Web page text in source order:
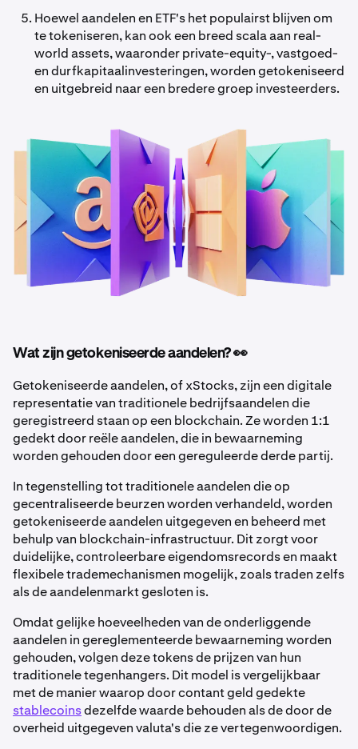
Hoewel aandelen en ETF's het populairst blijven om
te tokeniseren, kan ook een breed scala aan real-
world assets, waaronder private-equity-, vastgoed-
en durfkapitaalinvesteringen, worden getokeniseerd
en uitgebreid naar een bredere groep investeerders.
Wat zijn getokeniseerde aandelen? 👀
Getokeniseerde aandelen, of xStocks, zijn een digitale
representatie van traditionele bedrijfsaandelen die
geregistreerd staan op een blockchain. Ze worden 1:1
gedekt door reële aandelen, die in bewaarneming
worden gehouden door een gereguleerde derde partij.
In tegenstelling tot traditionele aandelen die op
gecentraliseerde beurzen worden verhandeld, worden
getokeniseerde aandelen uitgegeven en beheerd met
behulp van blockchain-infrastructuur. Dit zorgt voor
duidelijke, controleerbare eigendomsrecords en maakt
flexibele trademechanismen mogelijk, zoals traden zelfs
als de aandelenmarkt gesloten is.
Omdat gelijke hoeveelheden van de onderliggende
aandelen in gereglementeerde bewaarneming worden
gehouden, volgen deze tokens de prijzen van hun
traditionele tegenhangers. Dit model is vergelijkbaar
met de manier waarop door contant geld gedekte
stablecoinsdezelfde waarde behouden als de door de
overheid uitgegeven valuta's die ze vertegenwoordigen.